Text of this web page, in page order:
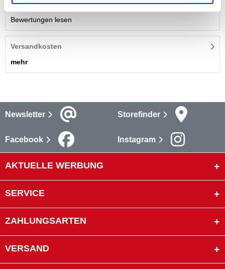
Bewertungen lesen
Versandkosten
mehr
Newsletter Storefinder
Facebook Instagram
AKTUELLE WERBUNG
SERVICE
ZAHLUNGSARTEN
VERSAND